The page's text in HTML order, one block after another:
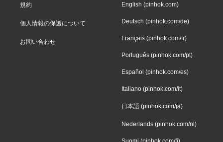
規約
個人情報の保護について
お問い合わせ
English (pinhok.com)
Deutsch (pinhok.com/de)
Français (pinhok.com/fr)
Português (pinhok.com/pt)
Español (pinhok.com/es)
Italiano (pinhok.com/it)
日本語 (pinhok.com/ja)
Nederlands (pinhok.com/nl)